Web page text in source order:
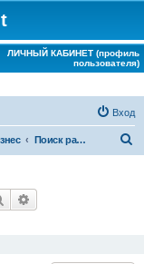
ЛИЧНЫЙ КАБИНЕТ (профиль
пользователя)
Вход
Поиск работы/сотрудников
Поиск